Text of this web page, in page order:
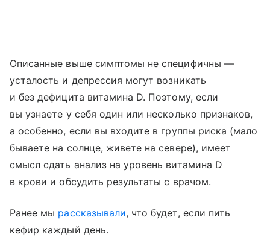
Описанные выше симптомы не специфичны —
усталость и депрессия могут возникать
и без дефицита витамина D. Поэтому, если
вы узнаете у себя один или несколько признаков,
а особенно, если вы входите в группы риска (мало
бываете на солнце, живете на севере), имеет
смысл сдать анализ на уровень витамина D
в крови и обсудить результаты с врачом.
Ранее мы рассказывали, что будет, если пить
кефир каждый день.